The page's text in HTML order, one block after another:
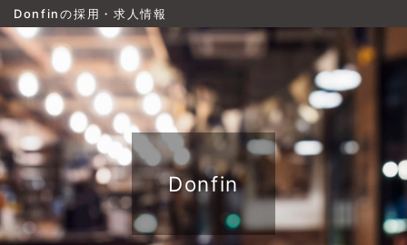
Donfinの採用・求人情報
Donfin